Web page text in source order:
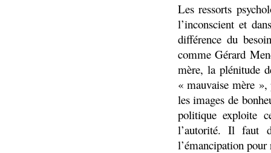
Les ressorts
l’inconscient et
différence du
comme Gérard
mère, la plénitude
« mauvaise mère
les images de
politique exploite
l’autorité. Il faut
l’émancipation pour